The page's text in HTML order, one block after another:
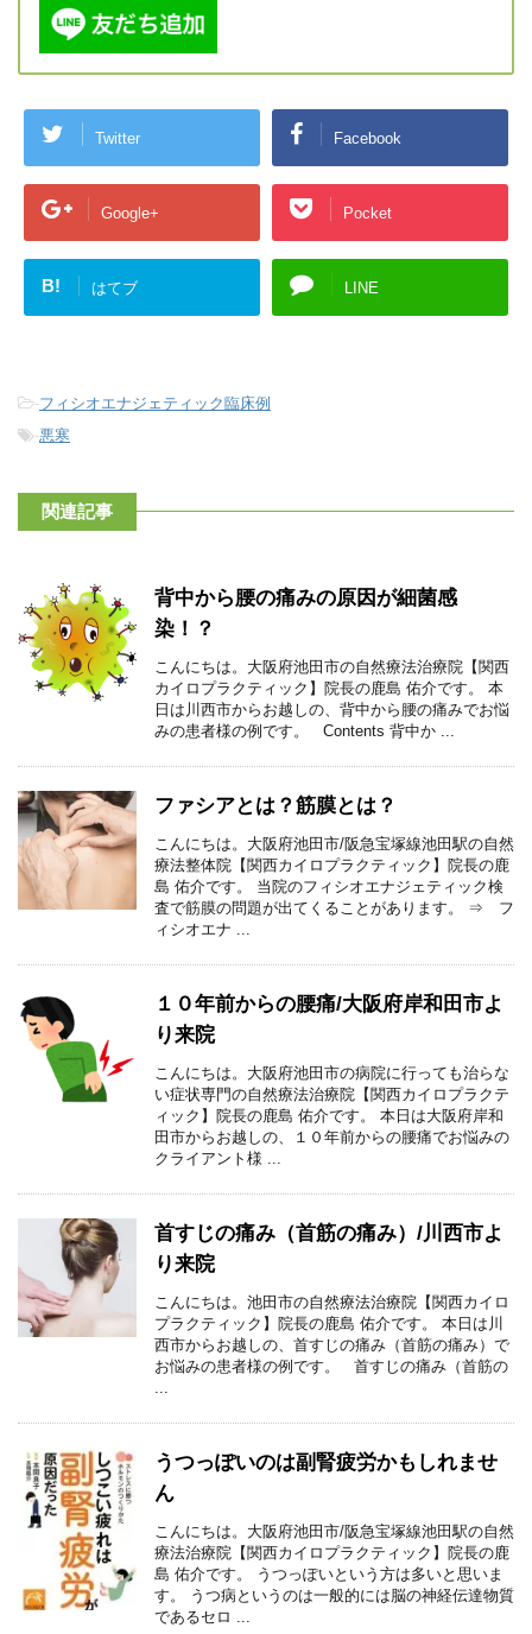
Twitter Facebook
Google+ Pocket
B! はてブ LINE
-フィシオエナジェティック臨床例
-悪寒
関連記事
背中から腰の痛みの原因が細菌感
染！？
こんにちは。大阪府池田市の自然療法治療院【関西
カイロプラクティック】院長の鹿島 佑介です。 本
日は川西市からお越しの、背中から腰の痛みでお悩
みの患者様の例です。 Contents 背中か ...
ファシアとは？筋膜とは？
こんにちは。大阪府池田市/阪急宝塚線池田駅の自然
療法整体院【関西カイロプラクティック】院長の鹿
島 佑介です。 当院のフィシオエナジェティック検
査で筋膜の問題が出てくることがあります。 ⇒ フ
ィシオエナ ...
１０年前からの腰痛/大阪府岸和田市よ
り来院
こんにちは。大阪府池田市の病院に行っても治らな
い症状専門の自然療法治療院【関西カイロプラクテ
ィック】院長の鹿島 佑介です。 本日は大阪府岸和
田市からお越しの、１０年前からの腰痛でお悩みの
クライアント様 ...
首すじの痛み（首筋の痛み）/川西市よ
り来院
こんにちは。池田市の自然療法治療院【関西カイロ
プラクティック】院長の鹿島 佑介です。 本日は川
西市からお越しの、首すじの痛み（首筋の痛み）で
お悩みの患者様の例です。 首すじの痛み（首筋の
...
うつっぽいのは副腎疲労かもしれませ
ん
こんにちは。大阪府池田市/阪急宝塚線池田駅の自然
療法治療院【関西カイロプラクティック】院長の鹿
島 佑介です。 うつっぽいという方は多いと思いま
す。 うつ病というのは一般的には脳の神経伝達物質
であるセロ ...